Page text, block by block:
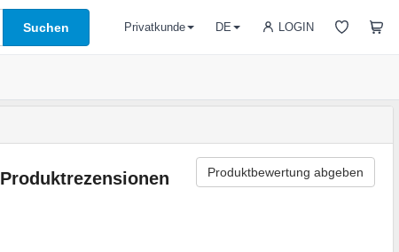
Suchen LOGIN
Privatkunde DE
Produktrezensionen Produktbewertung abgeben